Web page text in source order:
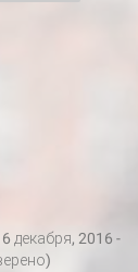
декабря, 2016 -